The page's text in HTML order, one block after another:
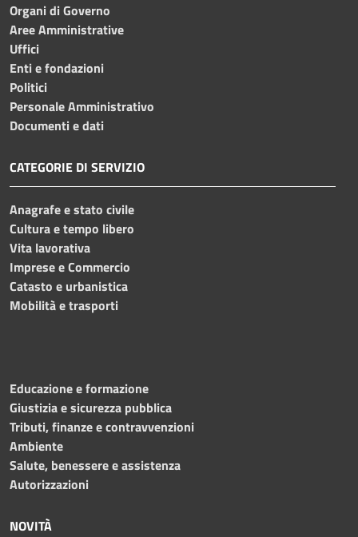
Organi di Governo
Aree Amministrative
Uffici
Enti e fondazioni
Politici
Personale Amministrativo
Documenti e dati
CATEGORIE DI SERVIZIO
Anagrafe e stato civile
Cultura e tempo libero
Vita lavorativa
Imprese e Commercio
Catasto e urbanistica
Mobilità e trasporti
Educazione e formazione
Giustizia e sicurezza pubblica
Tributi, finanze e contravvenzioni
Ambiente
Salute, benessere e assistenza
Autorizzazioni
NOVITÀ